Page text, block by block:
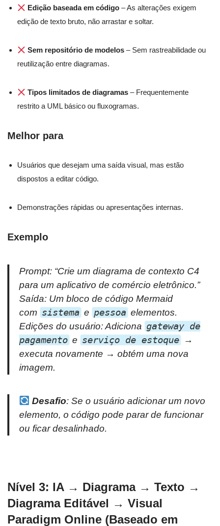
Edição baseada em código – As alterações exigem
edição de texto bruto, não arrastar e soltar.
Sem repositório de modelos – Sem rastreabilidade ou
reutilização entre diagramas.
Tipos limitados de diagramas – Frequentemente
restrito a UML básico ou fluxogramas.
Melhor para
Usuários que desejam uma saída visual, mas estão
dispostos a editar código.
Demonstrações rápidas ou apresentações internas.
Exemplo
Prompt: “Crie um diagrama de contexto C4
para um aplicativo de comércio eletrônico.”
Saída: Um bloco de código Mermaid
com sistema e pessoa elementos.
Edições do usuário: Adiciona gateway de
pagamento e serviço de estoque →
executa novamente → obtém uma nova
imagem.
Desafio: Se o usuário adicionar um novo
elemento, o código pode parar de funcionar
ou ficar desalinhado.
Nível 3: IA → Diagrama → Texto →
Diagrama Editável → Visual
Paradigm Online (Baseado em